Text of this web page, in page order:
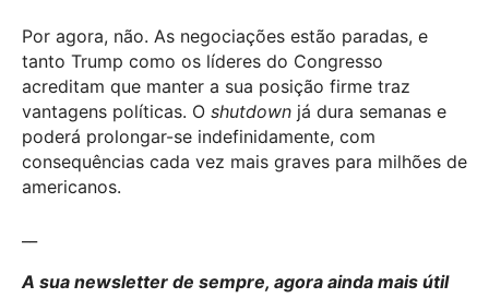
Por agora, não. As negociações estão paradas, e
tanto Trump como os líderes do Congresso
acreditam que manter a sua posição firme traz
vantagens políticas. O shutdown já dura semanas e
poderá prolongar-se indefinidamente, com
consequências cada vez mais graves para milhões de
americanos.
A sua newsletter de sempre, agora ainda mais útil